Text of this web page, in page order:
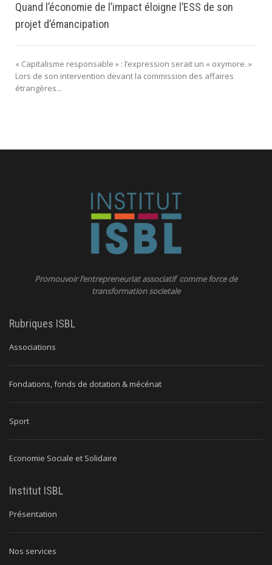
Quand l’économie de l’impact éloigne l’ESS de son
projet d’émancipation
« Capitalisme responsable » : l’expression serait un « oxymore. »
Lors de son intervention devant la commission des affaires
étrangères...
Promouvoir l’entrepreneuriat associatif comme force de
transformation societale
Rubriques ISBL
Associations
Fondations, fonds de dotation & mécénat
Sport
Economie Sociale et Solidaire
Institut ISBL
Présentation
Nos services